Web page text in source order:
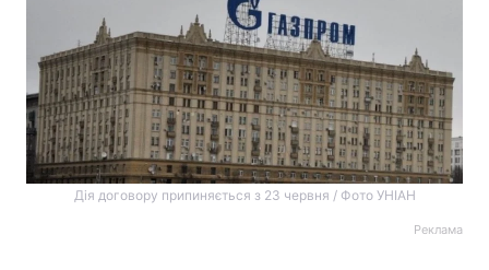
Дія договору припиняється з 23 червня / Фото УНІАН
Реклама